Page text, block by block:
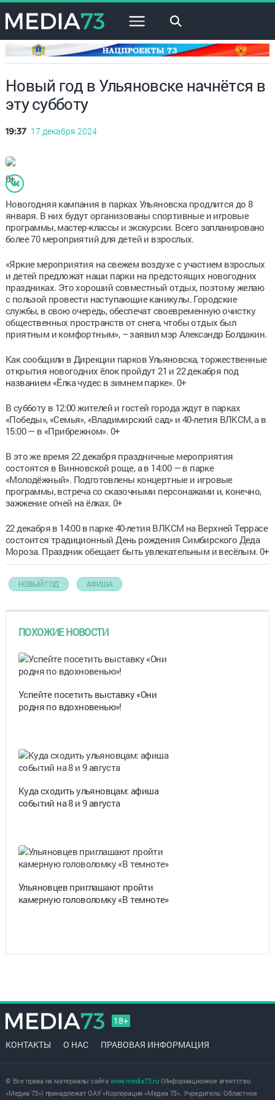
×
Новый год в Ульяновске начнётся в
эту субботу
19:37 17 декабря 2024
0+
Новогодняя кампания в парках Ульяновска продлится до 8
января. В них будут организованы спортивные и игровые
программы, мастер-классы и экскурсии. Всего запланировано
более 70 мероприятий для детей и взрослых.
«Яркие мероприятия на свежем воздухе с участием взрослых
и детей предложат наши парки на предстоящих новогодних
праздниках. Это хороший совместный отдых, поэтому желаю
с пользой провести наступающие каникулы. Городские
службы, в свою очередь, обеспечат своевременную очистку
общественных пространств от снега, чтобы отдых был
приятным и комфортным», – заявил мэр Александр Болдакин.
Как сообщили в Дирекции парков Ульяновска, торжественные
открытия новогодних ёлок пройдут 21 и 22 декабря под
названием «Ёлка чудес в зимнем парке». 0+
В субботу в 12:00 жителей и гостей города ждут в парках
«Победы», «Семья», «Владимирский сад» и 40-летия ВЛКСМ, а в
15:00 — в «Прибрежном». 0+
В это же время 22 декабря праздничные мероприятия
состоятся в Винновской роще, а в 14:00 — в парке
«Молодёжный». Подготовлены концертные и игровые
программы, встреча со сказочными персонажами и, конечно,
зажжение огней на ёлках. 0+
22 декабря в 14:00 в парке 40-летия ВЛКСМ на Верхней Террасе
состоится традиционный День рождения Симбирского Деда
Мороза. Праздник обещает быть увлекательным и весёлым. 0+
НОВЫЙ ГОД АФИША
ПОХОЖИЕ НОВОСТИ
Успейте посетить выставку «Они
родня по вдохновенью»!
Куда сходить ульяновцам: афиша
событий на 8 и 9 августа
Ульяновцев приглашают пройти
камерную головоломку «В темноте»
18+
КОНТАКТЫ О НАС ПРАВОВАЯ ИНФОРМАЦИЯ
© Все права на материалы сайта www.media73.ru(Информационное агентство
«Медиа 73») принадлежат ОАУ «Корпорация «Медиа 73». Учредитель: Областное